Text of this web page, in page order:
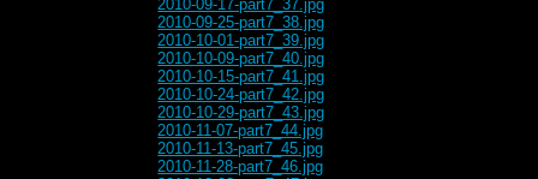
2010-09-17-part7_37.jpg
2010-09-25-part7_38.jpg
2010-10-01-part7_39.jpg
2010-10-09-part7_40.jpg
2010-10-15-part7_41.jpg
2010-10-24-part7_42.jpg
2010-10-29-part7_43.jpg
2010-11-07-part7_44.jpg
2010-11-13-part7_45.jpg
2010-11-28-part7_46.jpg